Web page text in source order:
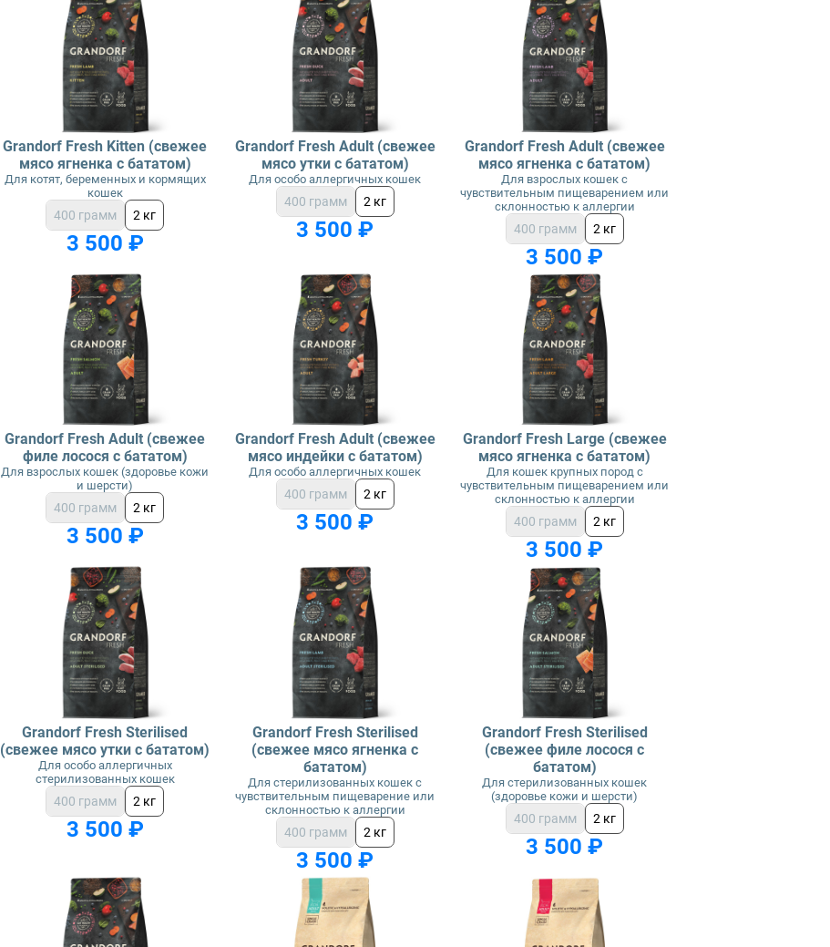
Grandorf Fresh Kitten (свежее
мясо ягненка с бататом)
Для котят, беременных и кормящих
кошек
400 грамм 2 кг
3 500 ₽
Grandorf Fresh Adult (свежее
мясо утки с бататом)
Для особо аллергичных кошек
400 грамм 2 кг
3 500 ₽
Grandorf Fresh Adult (свежее
мясо ягненка с бататом)
Для взрослых кошек с
чувствительным пищеварением или
склонностью к аллергии
400 грамм 2 кг
3 500 ₽
Grandorf Fresh Adult (свежее
филе лосося с бататом)
Для взрослых кошек (здоровье кожи
и шерсти)
400 грамм 2 кг
3 500 ₽
Grandorf Fresh Adult (свежее
мясо индейки с бататом)
Для особо аллергичных кошек
400 грамм 2 кг
3 500 ₽
Grandorf Fresh Large (свежее
мясо ягненка с бататом)
Для кошек крупных пород с
чувствительным пищеварением или
склонностью к аллергии
400 грамм 2 кг
3 500 ₽
Grandorf Fresh Sterilised
(свежее мясо утки с бататом)
Для особо аллергичных
стерилизованных кошек
400 грамм 2 кг
3 500 ₽
Grandorf Fresh Sterilised
(свежее мясо ягненка с
бататом)
Для стерилизованных кошек с
чувствительным пищеварение или
склонностью к аллергии
400 грамм 2 кг
3 500 ₽
Grandorf Fresh Sterilised
(свежее филе лосося с
бататом)
Для стерилизованных кошек
(здоровье кожи и шерсти)
400 грамм 2 кг
3 500 ₽